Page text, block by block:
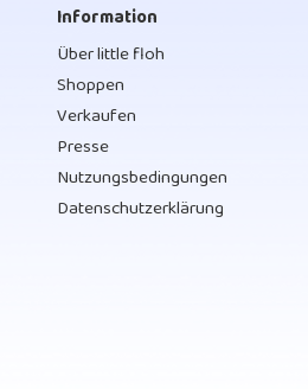
Information
Über little floh
Shoppen
Verkaufen
Presse
Nutzungsbedingungen
Datenschutzerklärung